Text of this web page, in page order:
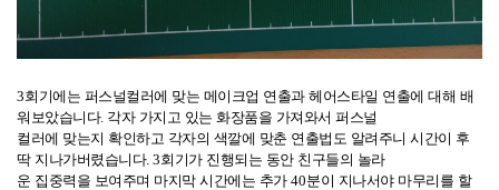
3회기에는 퍼스널컬러에 맞는 메이크업 연출과 헤어스타일 연출에 대해 배
워보았습니다. 각자 가지고 있는 화장품을 가져와서 퍼스널
컬러에 맞는지 확인하고 각자의 색깔에 맞춘 연출법도 알려주니 시간이 후
딱 지나가버렸습니다. 3회기가 진행되는 동안 친구들의 놀라
운 집중력을 보여주며 마지막 시간에는 추가 40분이 지나서야 마무리를 할